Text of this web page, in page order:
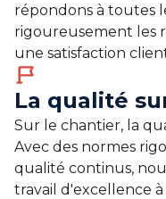
répondons à toutes
rigoureusement les
une satisfaction
La qualité
Sur le chantier, la
Avec des normes
qualité continus,
travail d'excellence